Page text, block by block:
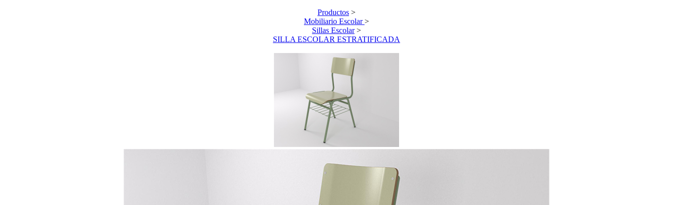
Productos >
Mobiliario Escolar>
Sillas Escolar>
SILLA ESCOLAR ESTRATIFICADA